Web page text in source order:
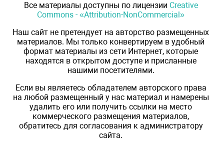
Все материалы доступны по лицензии Creative
Commons - «Attribution-NonCommercial»
Наш сайт не претендует на авторство размещенных
материалов. Мы только конвертируем в удобный
формат материалы из сети Интернет, которые
находятся в открытом доступе и присланные
нашими посетителями.
Если вы являетесь обладателем авторского права
на любой размещенный у нас материал и намерены
удалить его или получить ссылки на место
коммерческого размещения материалов,
обратитесь для согласования к администратору
сайта.